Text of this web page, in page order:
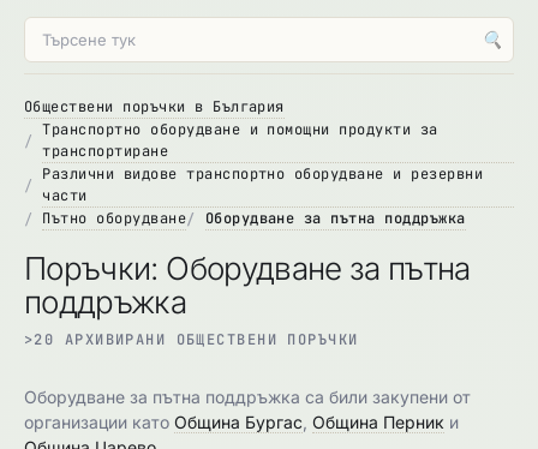
🔍
Обществени поръчки в България
Транспортно оборудване и помощни продукти за
транспортиране
Различни видове транспортно оборудване и резервни
части
Пътно оборудване
Оборудване за пътна поддръжка
Поръчки: Оборудване за пътна
поддръжка
>20 АРХИВИРАНИ ОБЩЕСТВЕНИ ПОРЪЧКИ
Оборудване за пътна поддръжка са били закупени от
организации като Община Бургас Община Перник и